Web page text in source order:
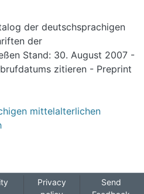
der deutschsprachigen
der
Stand: 30. August 2007 -
zitieren - Preprint
mittelalterlichen
Privacy
Send